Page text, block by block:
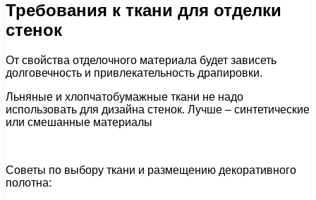
Требования к ткани для отделки
стенок
От свойства отделочного материала будет зависеть
долговечность и привлекательность драпировки.
Льняные и хлопчатобумажные ткани не надо
использовать для дизайна стенок. Лучше – синтетические
или смешанные материалы
Советы по выбору ткани и размещению декоративного
полотна: